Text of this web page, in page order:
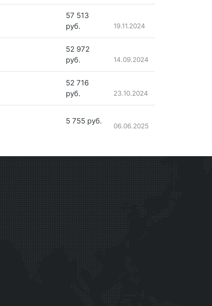
57 513
руб.
19.11.2024
52 972
руб.
14.09.2024
52 716
руб.
23.10.2024
5 755 руб.
06.06.2025